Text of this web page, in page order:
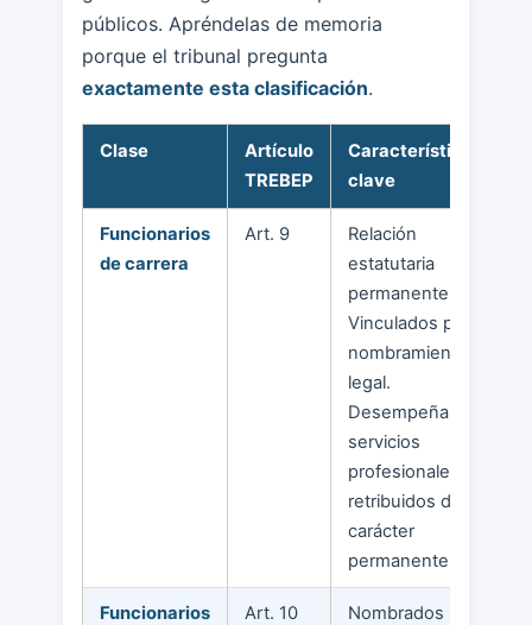
públicos. Apréndelas de memoria
porque el tribunal pregunta
exactamente esta clasificación.
Clase
Artículo
TREBEP
Características
clave
Funcionarios
de carrera
Art. 9
Relación
estatutaria
permanente.
Vinculados por
nombramiento
legal.
Desempeñan
servicios
profesionales
retribuidos de
carácter
permanente.
Funcionarios
Art. 10
Nombrados por